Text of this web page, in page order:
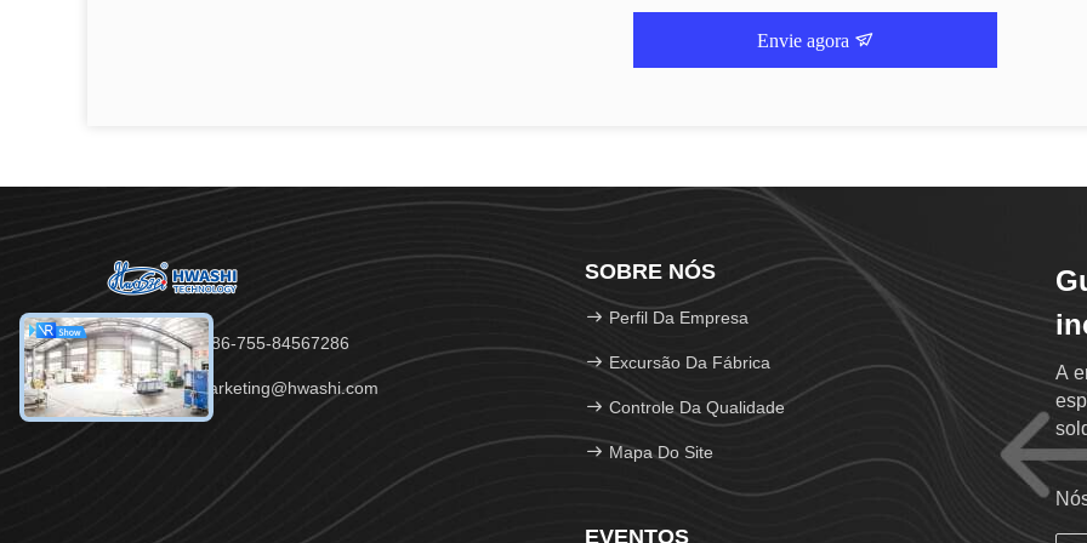
Envie agora
Telefone：86-755-84567286
E-mail：marketing@hwashi.com
SOBRE NÓS
Perfil Da Empresa
Excursão Da Fábrica
Controle Da Qualidade
Mapa Do Site
EVENTOS
A